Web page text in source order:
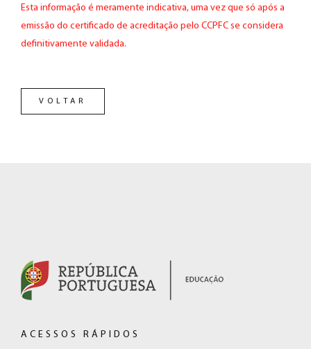
Esta informação é meramente indicativa, uma vez que só após a
emissão do certificado de acreditação pelo CCPFC se considera
definitivamente validada.
VOLTAR
ACESSOS RÁPIDOS